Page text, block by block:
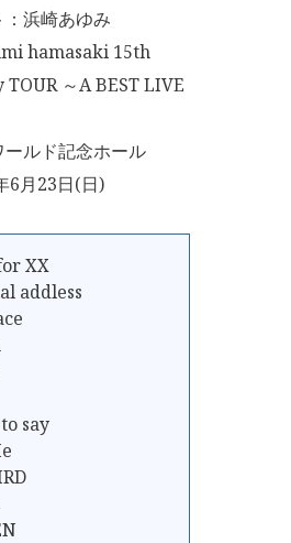
浜崎あゆみ
hamasaki 15th
～A BEST LIVE
ルド記念ホール
6月23日(日)
XX
addless
say